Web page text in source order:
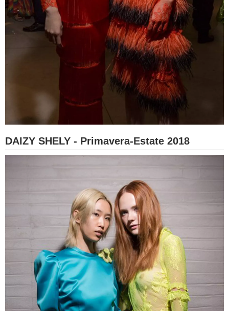
DAIZY SHELY - Primavera-Estate 2018